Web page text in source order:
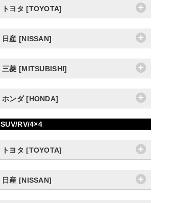
トヨタ [TOYOTA]
日産 [NISSAN]
三菱 [MITSUBISHI]
ホンダ [HONDA]
SUV/RV/4×4
トヨタ [TOYOTA]
日産 [NISSAN]